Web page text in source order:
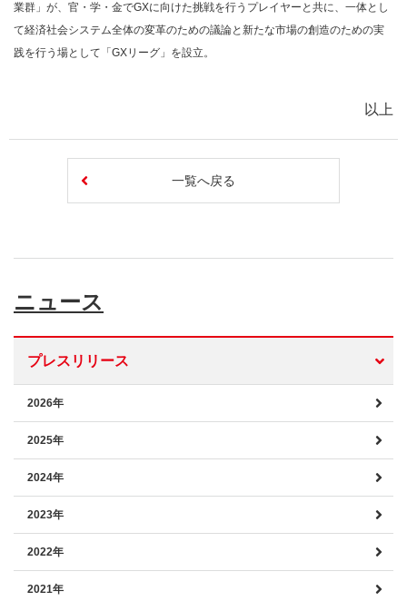
業群」が、官・学・金でGXに向けた挑戦を行うプレイヤーと共に、一体とし
て経済社会システム全体の変革のための議論と新たな市場の創造のための実
践を行う場として「GXリーグ」を設立。
以上
一覧へ戻る
ニュース
プレスリリース
2026年
2025年
2024年
2023年
2022年
2021年